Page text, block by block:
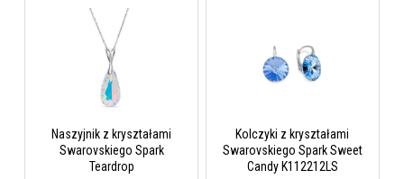
Naszyjnik z kryształami
Swarovskiego Spark
Teardrop
Kolczyki z kryształami
Swarovskiego Spark Sweet
Candy K112212LS